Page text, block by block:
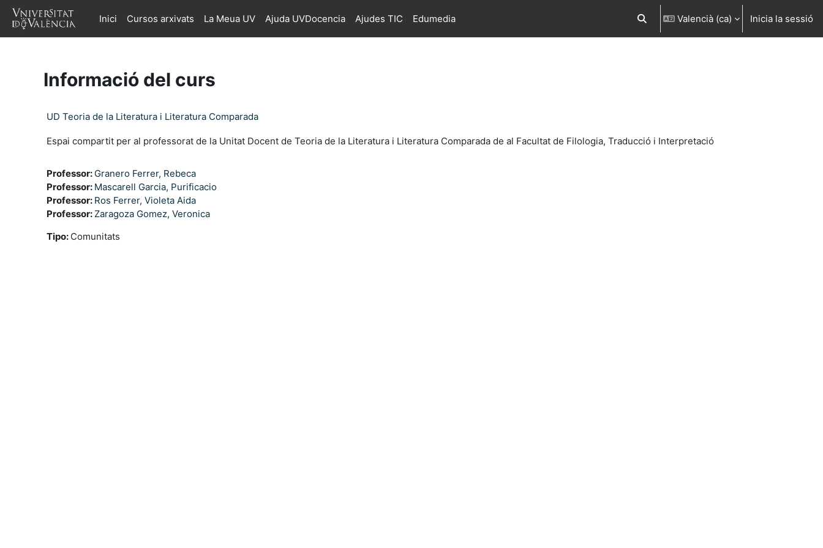
Ves al contingut principal
Inici
Cursos arxivats La Meua UV Ajuda UVDocencia Ajudes TIC Edumedia Commuta l'entrada de la cerca
Valencià ‎(ca)‎ Inicia la sessió
Informació del curs
UD Teoria de la Literatura i Literatura Comparada
Espai compartit per al professorat de la Unitat Docent de Teoria de la Literatura i Literatura Comparada de al Facultat de Filologia, Traducció i Interpretació
Professor: Granero Ferrer, Rebeca
Professor: Mascarell Garcia, Purificacio
Professor: Ros Ferrer, Violeta Aida
Professor:Zaragoza Gomez, Veronica
Tipo: Comunitats